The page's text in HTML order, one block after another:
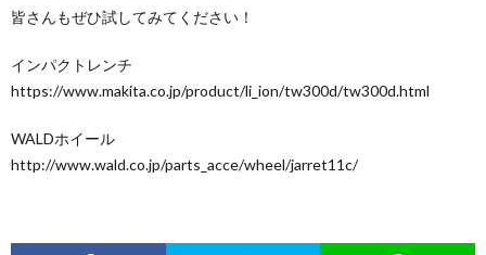
皆さんもぜひ試してみてください！
インパクトレンチ
https://www.makita.co.jp/product/li_ion/tw300d/tw300d.html
WALDホイール
http://www.wald.co.jp/parts_acce/wheel/jarret11c/